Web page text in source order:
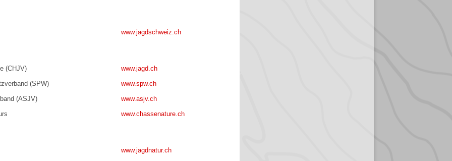
www.jagdschweiz.ch
(CHJV)
www.jagd.ch
(SPW)
www.spw.ch
(ASJV)
www.asjv.ch
www.chassenature.ch
www.jagdnatur.ch